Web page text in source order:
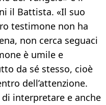
il Battista. «Il suo
testimone non ha
non cerca seguaci
è umile e
da sé stesso, cioè
dell’attenzione.
interpretare e anche